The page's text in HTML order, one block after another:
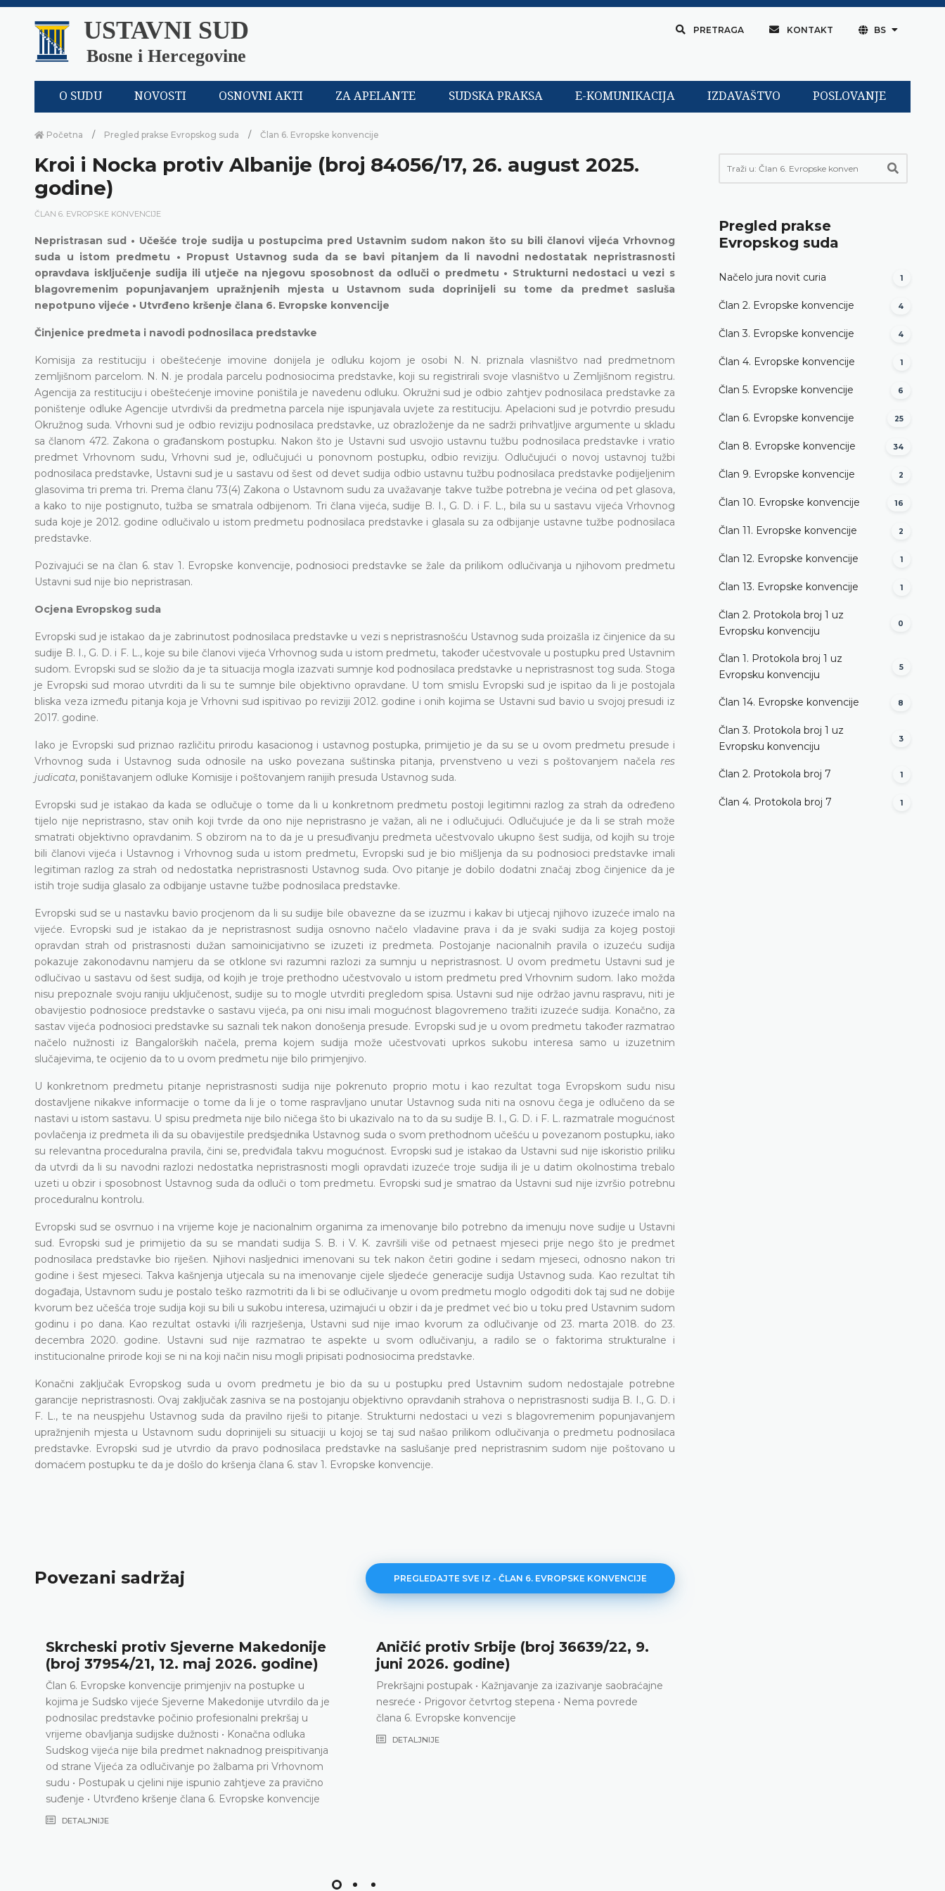
USTAVNI SUD
Bosne i Hercegovine
PRETRAGA KONTAKT BS
O SUDU NOVOSTI OSNOVNI AKTI ZA APELANTE SUDSKA PRAKSA E-KOMUNIKACIJA IZDAVAŠTVO POSLOVANJE
Početna Pregled prakse Evropskog suda Član 6. Evropske konvencije
Kroi i Nocka protiv Albanije (broj 84056/17, 26. august 2025.
godine)
ČLAN 6. EVROPSKE KONVENCIJE
Nepristrasan sud • Učešće troje sudija u postupcima pred Ustavnim sudom nakon što su bili članovi vijeća Vrhovnog
suda u istom predmetu • Propust Ustavnog suda da se bavi pitanjem da li navodni nedostatak nepristrasnosti
opravdava isključenje sudija ili utječe na njegovu sposobnost da odluči o predmetu • Strukturni nedostaci u vezi s
blagovremenim popunjavanjem upražnjenih mjesta u Ustavnom suda doprinijeli su tome da predmet sasluša
nepotpuno vijeće • Utvrđeno kršenje člana 6. Evropske konvencije
Činjenice predmeta i navodi podnosilaca predstavke
Komisija za restituciju i obeštećenje imovine donijela je odluku kojom je osobi N. N. priznala vlasništvo nad predmetnom
zemljišnom parcelom. N. N. je prodala parcelu podnosiocima predstavke, koji su registrirali svoje vlasništvo u Zemljišnom registru.
Agencija za restituciju i obeštećenje imovine poništila je navedenu odluku. Okružni sud je odbio zahtjev podnosilaca predstavke za
poništenje odluke Agencije utvrdivši da predmetna parcela nije ispunjavala uvjete za restituciju. Apelacioni sud je potvrdio presudu
Okružnog suda. Vrhovni sud je odbio reviziju podnosilaca predstavke, uz obrazloženje da ne sadrži prihvatljive argumente u skladu
sa članom 472. Zakona o građanskom postupku. Nakon što je Ustavni sud usvojio ustavnu tužbu podnosilaca predstavke i vratio
predmet Vrhovnom sudu, Vrhovni sud je, odlučujući u ponovnom postupku, odbio reviziju. Odlučujući o novoj ustavnoj tužbi
podnosilaca predstavke, Ustavni sud je u sastavu od šest od devet sudija odbio ustavnu tužbu podnosilaca predstavke podijeljenim
glasovima tri prema tri. Prema članu 73(4) Zakona o Ustavnom sudu za uvažavanje takve tužbe potrebna je većina od pet glasova,
a kako to nije postignuto, tužba se smatrala odbijenom. Tri člana vijeća, sudije B. I., G. D. i F. L., bila su u sastavu vijeća Vrhovnog
suda koje je 2012. godine odlučivalo u istom predmetu podnosilaca predstavke i glasala su za odbijanje ustavne tužbe podnosilaca
predstavke.
Pozivajući se na član 6. stav 1. Evropske konvencije, podnosioci predstavke se žale da prilikom odlučivanja u njihovom predmetu
Ustavni sud nije bio nepristrasan.
Ocjena Evropskog suda
Evropski sud je istakao da je zabrinutost podnosilaca predstavke u vezi s nepristrasnošću Ustavnog suda proizašla iz činjenice da su
sudije B. I., G. D. i F. L., koje su bile članovi vijeća Vrhovnog suda u istom predmetu, također učestvovale u postupku pred Ustavnim
sudom. Evropski sud se složio da je ta situacija mogla izazvati sumnje kod podnosilaca predstavke u nepristrasnost tog suda. Stoga
je Evropski sud morao utvrditi da li su te sumnje bile objektivno opravdane. U tom smislu Evropski sud je ispitao da li je postojala
bliska veza između pitanja koja je Vrhovni sud ispitivao po reviziji 2012. godine i onih kojima se Ustavni sud bavio u svojoj presudi iz
2017. godine.
Iako je Evropski sud priznao različitu prirodu kasacionog i ustavnog postupka, primijetio je da su se u ovom predmetu presude i
Vrhovnog suda i Ustavnog suda odnosile na usko povezana suštinska pitanja, prvenstveno u vezi s poštovanjem načela res
judicata, poništavanjem odluke Komisije i poštovanjem ranijih presuda Ustavnog suda.
Evropski sud je istakao da kada se odlučuje o tome da li u konkretnom predmetu postoji legitimni razlog za strah da određeno
tijelo nije nepristrasno, stav onih koji tvrde da ono nije nepristrasno je važan, ali ne i odlučujući. Odlučujuće je da li se strah može
smatrati objektivno opravdanim. S obzirom na to da je u presuđivanju predmeta učestvovalo ukupno šest sudija, od kojih su troje
bili članovi vijeća i Ustavnog i Vrhovnog suda u istom predmetu, Evropski sud je bio mišljenja da su podnosioci predstavke imali
legitiman razlog za strah od nedostatka nepristrasnosti Ustavnog suda. Ovo pitanje je dobilo dodatni značaj zbog činjenice da je
istih troje sudija glasalo za odbijanje ustavne tužbe podnosilaca predstavke.
Evropski sud se u nastavku bavio procjenom da li su sudije bile obavezne da se izuzmu i kakav bi utjecaj njihovo izuzeće imalo na
vijeće. Evropski sud je istakao da je nepristrasnost sudija osnovno načelo vladavine prava i da je svaki sudija za kojeg postoji
opravdan strah od pristrasnosti dužan samoinicijativno se izuzeti iz predmeta. Postojanje nacionalnih pravila o izuzeću sudija
pokazuje zakonodavnu namjeru da se otklone svi razumni razlozi za sumnju u nepristrasnost. U ovom predmetu Ustavni sud je
odlučivao u sastavu od šest sudija, od kojih je troje prethodno učestvovalo u istom predmetu pred Vrhovnim sudom. Iako možda
nisu prepoznale svoju raniju uključenost, sudije su to mogle utvrditi pregledom spisa. Ustavni sud nije održao javnu raspravu, niti je
obavijestio podnosioce predstavke o sastavu vijeća, pa oni nisu imali mogućnost blagovremeno tražiti izuzeće sudija. Konačno, za
sastav vijeća podnosioci predstavke su saznali tek nakon donošenja presude. Evropski sud je u ovom predmetu također razmatrao
načelo nužnosti iz Bangalorških načela, prema kojem sudija može učestvovati uprkos sukobu interesa samo u izuzetnim
slučajevima, te ocijenio da to u ovom predmetu nije bilo primjenjivo.
U konkretnom predmetu pitanje nepristrasnosti sudija nije pokrenuto proprio motu i kao rezultat toga Evropskom sudu nisu
dostavljene nikakve informacije o tome da li je o tome raspravljano unutar Ustavnog suda niti na osnovu čega je odlučeno da se
nastavi u istom sastavu. U spisu predmeta nije bilo ničega što bi ukazivalo na to da su sudije B. I., G. D. i F. L. razmatrale mogućnost
povlačenja iz predmeta ili da su obavijestile predsjednika Ustavnog suda o svom prethodnom učešću u povezanom postupku, iako
su relevantna proceduralna pravila, čini se, predviđala takvu mogućnost. Evropski sud je istakao da Ustavni sud nije iskoristio priliku
da utvrdi da li su navodni razlozi nedostatka nepristrasnosti mogli opravdati izuzeće troje sudija ili je u datim okolnostima trebalo
uzeti u obzir i sposobnost Ustavnog suda da odluči o tom predmetu. Evropski sud je smatrao da Ustavni sud nije izvršio potrebnu
proceduralnu kontrolu.
Evropski sud se osvrnuo i na vrijeme koje je nacionalnim organima za imenovanje bilo potrebno da imenuju nove sudije u Ustavni
sud. Evropski sud je primijetio da su se mandati sudija S. B. i V. K. završili više od petnaest mjeseci prije nego što je predmet
podnosilaca predstavke bio riješen. Njihovi nasljednici imenovani su tek nakon četiri godine i sedam mjeseci, odnosno nakon tri
godine i šest mjeseci. Takva kašnjenja utjecala su na imenovanje cijele sljedeće generacije sudija Ustavnog suda. Kao rezultat tih
događaja, Ustavnom sudu je postalo teško razmotriti da li bi se odlučivanje u ovom predmetu moglo odgoditi dok taj sud ne dobije
kvorum bez učešća troje sudija koji su bili u sukobu interesa, uzimajući u obzir i da je predmet već bio u toku pred Ustavnim sudom
godinu i po dana. Kao rezultat ostavki i/ili razrješenja, Ustavni sud nije imao kvorum za odlučivanje od 23. marta 2018. do 23.
decembra 2020. godine. Ustavni sud nije razmatrao te aspekte u svom odlučivanju, a radilo se o faktorima strukturalne i
institucionalne prirode koji se ni na koji način nisu mogli pripisati podnosiocima predstavke.
Konačni zaključak Evropskog suda u ovom predmetu je bio da su u postupku pred Ustavnim sudom nedostajale potrebne
garancije nepristrasnosti. Ovaj zaključak zasniva se na postojanju objektivno opravdanih strahova o nepristrasnosti sudija B. I., G. D. i
F. L., te na neuspjehu Ustavnog suda da pravilno riješi to pitanje. Strukturni nedostaci u vezi s blagovremenim popunjavanjem
upražnjenih mjesta u Ustavnom sudu doprinijeli su situaciji u kojoj se taj sud našao prilikom odlučivanja o predmetu podnosilaca
predstavke. Evropski sud je utvrdio da pravo podnosilaca predstavke na saslušanje pred nepristrasnim sudom nije poštovano u
domaćem postupku te da je došlo do kršenja člana 6. stav 1. Evropske konvencije.
Povezani sadržaj PREGLEDAJTE SVE IZ - ČLAN 6. EVROPSKE KONVENCIJE
Skrcheski protiv Sjeverne Makedonije
(broj 37954/21, 12. maj 2026. godine)
Član 6. Evropske konvencije primjenjiv na postupke u
kojima je Sudsko vijeće Sjeverne Makedonije utvrdilo da je
podnosilac predstavke počinio profesionalni prekršaj u
vrijeme obavljanja sudijske dužnosti • Konačna odluka
Sudskog vijeća nije bila predmet naknadnog preispitivanja
od strane Vijeća za odlučivanje po žalbama pri Vrhovnom
sudu • Postupak u cjelini nije ispunio zahtjeve za pravično
suđenje • Utvrđeno kršenje člana 6. Evropske konvencije
DETALJNIJE
Aničić protiv Srbije (broj 36639/22, 9.
juni 2026. godine)
Prekršajni postupak • Kažnjavanje za izazivanje saobraćajne
nesreće • Prigovor četvrtog stepena • Nema povrede
člana 6. Evropske konvencije
DETALJNIJE
Pregled prakse
Evropskog suda
Načelo jura novit curia 1
Član 2. Evropske konvencije 4
Član 3. Evropske konvencije 4
Član 4. Evropske konvencije 1
Član 5. Evropske konvencije 6
Član 6. Evropske konvencije 25
Član 8. Evropske konvencije 34
Član 9. Evropske konvencije 2
Član 10. Evropske konvencije 16
Član 11. Evropske konvencije 2
Član 12. Evropske konvencije 1
Član 13. Evropske konvencije 1
Član 2. Protokola broj 1 uz
Evropsku konvenciju
0
Član 1. Protokola broj 1 uz
Evropsku konvenciju
5
Član 14. Evropske konvencije 8
Član 3. Protokola broj 1 uz
Evropsku konvenciju
3
Član 2. Protokola broj 7 1
Član 4. Protokola broj 7 1